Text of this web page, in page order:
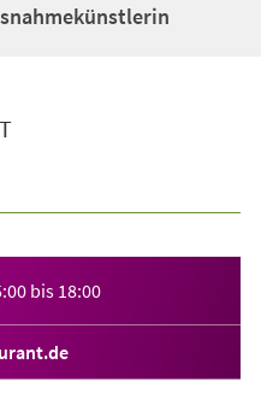
bis 18:00